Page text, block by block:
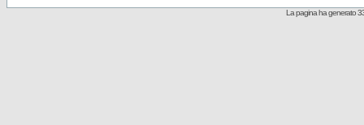
La pagina ha generato